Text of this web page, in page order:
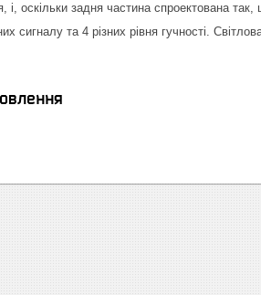
і, оскільки задня частина спроектована
сигналу та 4 різних рівня гучності.